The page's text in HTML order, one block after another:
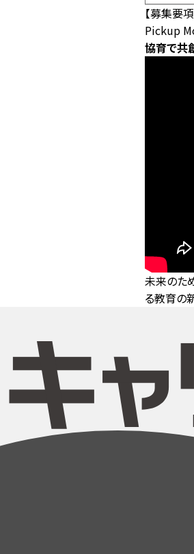
【募集要
Pickup
協育で共
未来のた
る教育の